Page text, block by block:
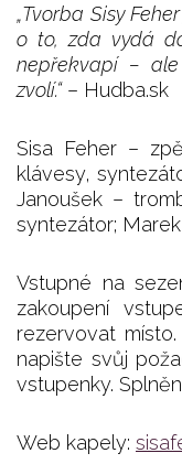
„Tvorba Sisy
o to, zda vydá
nepřekvapí –
zvolí.“– Hudba.sk
Sisa Feher –
klávesy,
Janoušek –
syntezátor;
Vstupné na
zakoupení
rezervovat
napište svůj
vstupenky.
Web kapely: